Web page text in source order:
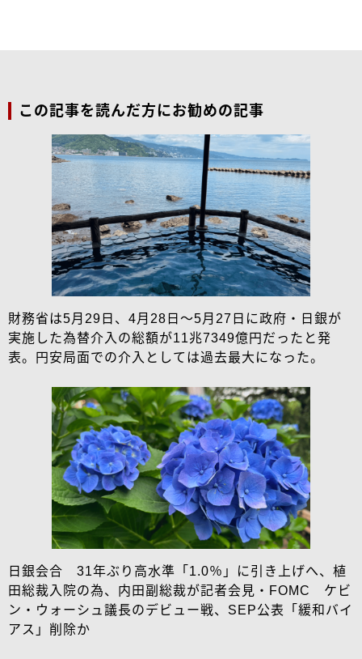
この記事を読んだ方にお勧めの記事
財務省は5月29日、4月28日～5月27日に政府・日銀が
実施した為替介入の総額が11兆7349億円だったと発
表。円安局面での介入としては過去最大になった。
日銀会合 31年ぶり高水準「1.0％」に引き上げへ、植
田総裁入院の為、内田副総裁が記者会見・FOMC ケビ
ン・ウォーシュ議長のデビュー戦、SEP公表「緩和バイ
アス」削除か